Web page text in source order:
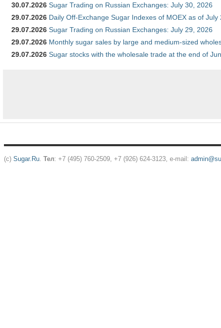
30.07.2026 Sugar Trading on Russian Exchanges: July 30, 2026
29.07.2026 Daily Off-Exchange Sugar Indexes of MOEX as of July
29.07.2026 Sugar Trading on Russian Exchanges: July 29, 2026
29.07.2026 Monthly sugar sales by large and medium-sized
29.07.2026 Sugar stocks with the wholesale trade at the end of
(c) Sugar.Ru. Тел: +7 (495) 760-2509, +7 (926) 624-3123, e-mail: